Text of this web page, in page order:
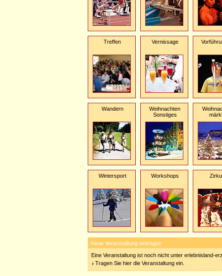
Treffen Vernissage
Wandern
Weihnachten
Sonstiges
Wintersport Workshops
Neue Veranstaltung eintragen
Eine Veranstaltung ist noch nicht unter erlebnisland-
Tragen Sie hier die Veranstaltung ein.